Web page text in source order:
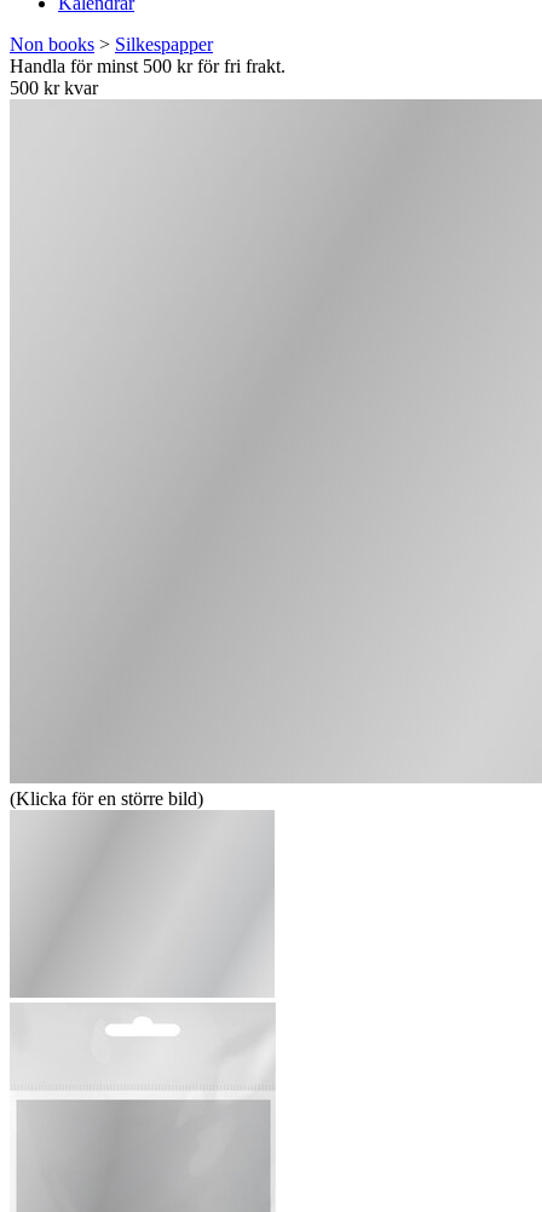
Non books > Silkespapper
Handla för minst 500 kr för fri frakt.
500 kr kvar
(Klicka för en större bild)